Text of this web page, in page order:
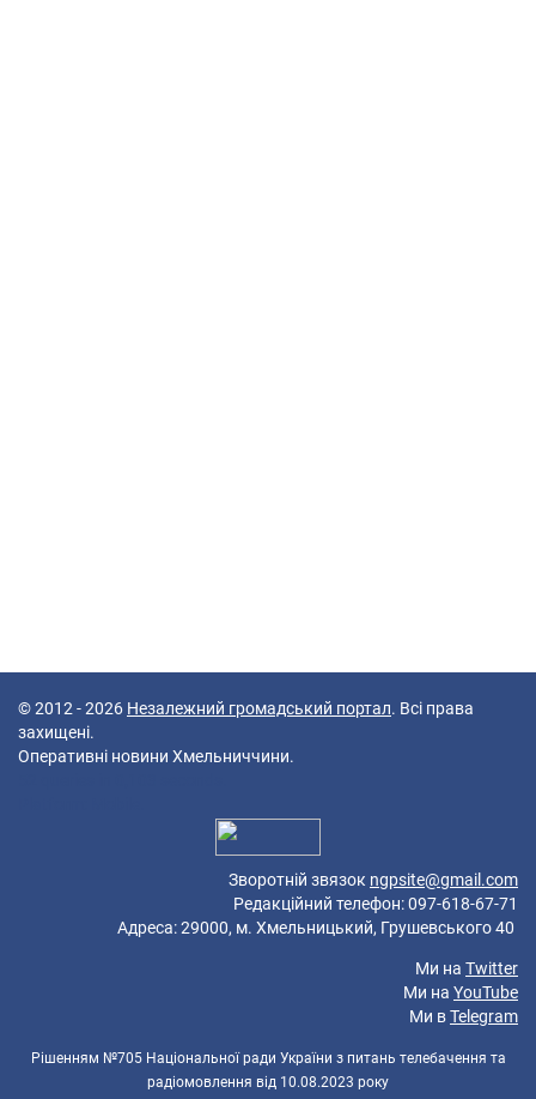
© 2012 - 2026 Незалежний громадський портал. Всі права
захищені.
Оперативні новини Хмельниччини.
Зворотній звязок ngpsite@gmail.com
Редакційний телефон: 097-618-67-71
Адреса: 29000, м. Хмельницький, Грушевського 40
Ми на Twitter
Ми на YouTube
Ми вTelegram
Рішенням №705 Національної ради України з питань телебачення та
радіомовлення від 10.08.2023 року